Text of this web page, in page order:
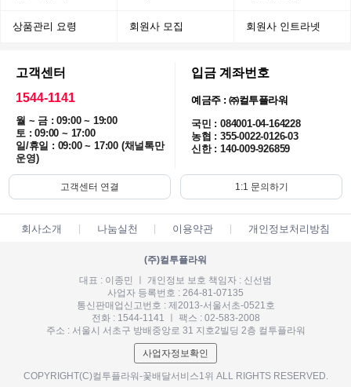
상품관리 요령 회원사 모집 회원사 인트라넷
고객센터
1544-1141
월 ~ 금 : 09:00 ~ 19:00
토 : 09:00 ~ 17:00
일/휴일 : 09:00 ~ 17:00 (채널톡만
운영)
입금 계좌번호
예금주 : ㈜컬투플라워
국민 : 084001-04-164228
농협 : 355-0022-0126-03
신한 : 140-009-926859
고객센터 연결 1:1 문의하기
회사소개 나눔실천 이용약관 개인정보처리방침
(주)컬투플라워
대표 : 이종민 ㅣ 개인정보 보호 책임자 : 신선범
사업자 등록번호 : 264-81-07135
통신판매업신고번호 : 제2013-서울서초-0521호
전화 : 1544-1141 ㅣ 팩스 : 02-583-2008
주소 : 서울시 서초구 방배중앙로 31 지호2빌딩 2층 컬투플라워
사업자정보확인
COPYRIGHT(C)컬투플라워-꽃배달서비스1위 ALL RIGHTS RESERVED.